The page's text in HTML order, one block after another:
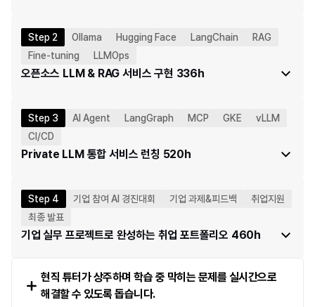
머신러닝·딥러닝 기본기를 다집니다.
온보딩 & 학습 환경 세팅
개강 OT 및 과정 운영 방식 안내
Git 저장소 관리, 브랜치, PR 협업 흐름
생성형 AI 개념, AI 윤리, 데이터 프라이버시 및 AI 규제
이해
벡터/행렬 연산, 내적과 코사인 유사도
고유값·특이값 분해, PCA, NumPy 기반 구현
머신러닝 심화
앙상블 기법, 편향-분산 트레이드오프
튜닝
딥러닝 모델 이해 및 활용
Step 2 Ollama Hugging Face LangChain
RAG
Fine-tuning
LLMOps
오픈소스 LLM & RAG 서비스 구현 336h
·RAG·Fine-tuning을 연결해 실제 Q&A 서비스를 구현합니다.
딥러닝 실전 & 프롬프트 엔지니어링
Attention, Transformer, PPO, RLHF 개념 이해
Project 1
오픈소스 LLM 활용
Ollama 기반 로컬 LLM 실행
Transformers 활용
로컬 LLM과 클라우드 API 비교
Step 3 AI Agent LangGraph MCP GKE
vLLM
CI/CD
Private LLM 통합 서비스 런칭 520h
수준의 Private LLM 통합 서비스를 완성합니다.
AI Agent
Tool Calling과 LangGraph 기반 Agent 구현,
Multi-Agent 시스템 설계, Agent 평가·디버깅
Project 4
Step 4 기업 참여 AI 경진대회 기업 과제&피드백
취업지원
최종 발표
기업 실무 프로젝트로 완성하는 취업 포트폴리오 460h
포트폴리오로 완성합니다.
기업 연계 AI 경진대회
현직 튜터가 상주하며 학습 중 막히는 문제를 실시간으로
해결할 수 있도록 돕습니다.